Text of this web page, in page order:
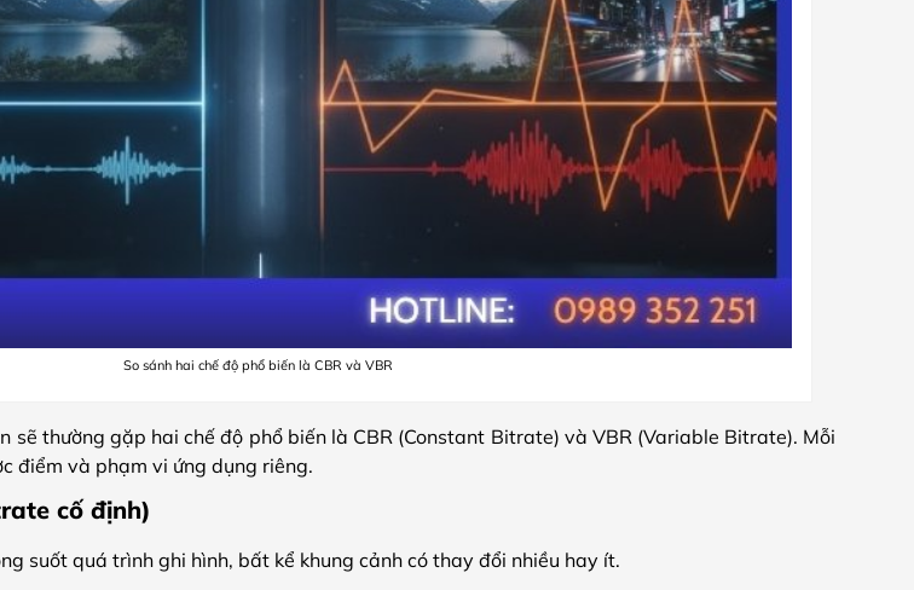
So sánh hai chế độ phổ biến là CBR và VBR
sẽ thường gặp hai chế độ phổ biến là CBR (Constant Bitrate) và VBR (Variable Bitrate). Mỗi
điểm và phạm vi ứng dụng riêng.
cố định)
suốt quá trình ghi hình, bất kể khung cảnh có thay đổi nhiều hay ít.